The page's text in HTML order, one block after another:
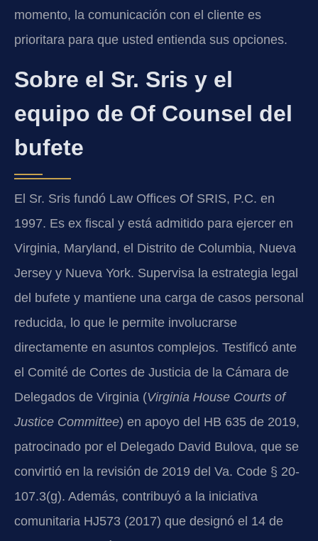
momento, la comunicación con el cliente es
prioritara para que usted entienda sus opciones.
Sobre el Sr. Sris y el
equipo de Of Counsel del
bufete
El Sr. Sris fundó Law Offices Of SRIS, P.C. en
1997. Es ex fiscal y está admitido para ejercer en
Virginia, Maryland, el Distrito de Columbia, Nueva
Jersey y Nueva York. Supervisa la estrategia legal
del bufete y mantiene una carga de casos personal
reducida, lo que le permite involucrarse
directamente en asuntos complejos. Testificó ante
el Comité de Cortes de Justicia de la Cámara de
Delegados de Virginia (Virginia House Courts of
Justice Committee) en apoyo del HB 635 de 2019,
patrocinado por el Delegado David Bulova, que se
convirtió en la revisión de 2019 del Va. Code § 20-
107.3(g). Además, contribuyó a la iniciativa
comunitaria HJ573 (2017) que designó el 14 de